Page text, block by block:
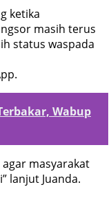
ketika
masih terus
status waspada
Wabup
masyarakat
lanjut Juanda.